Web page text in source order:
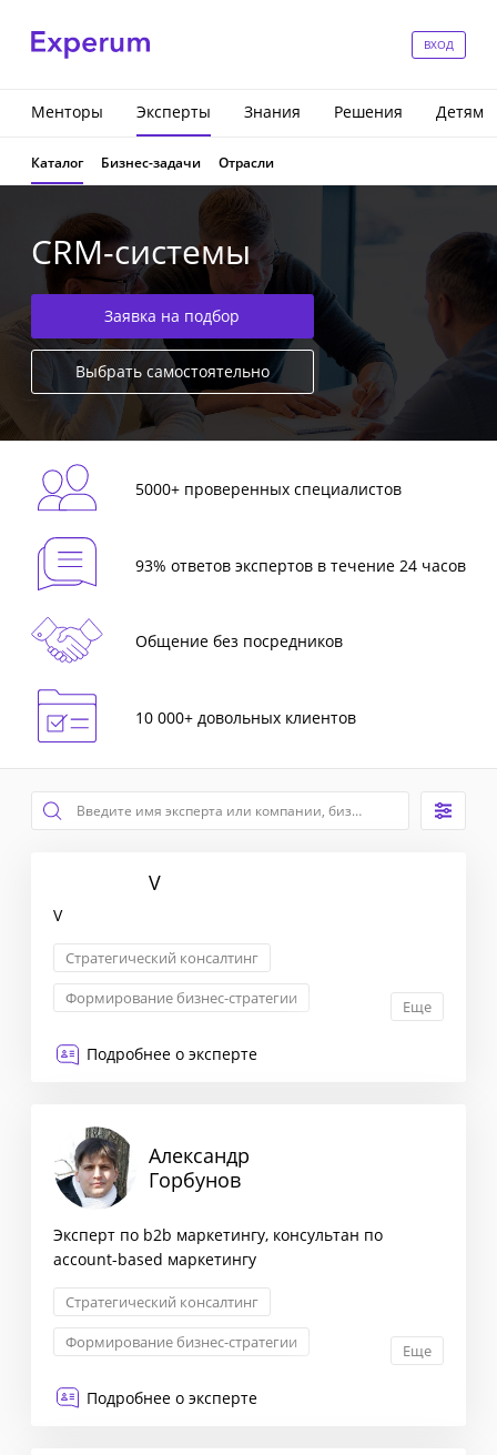
ВХОД
Менторы Эксперты Знания Решения Детям
Каталог Бизнес-задачи Отрасли
CRM-системы
Заявка на подбор
Выбрать самостоятельно
5000+ проверенных специалистов
93% ответов экспертов в течение 24 часов
Общение без посредников
10 000+ довольных клиентов
V
V
Стратегический консалтинг
Формирование бизнес-стратегии
Еще
Подробнее о эксперте
Александр
Горбунов
Эксперт по b2b маркетингу, консультан по
account-based маркетингу
Стратегический консалтинг
Формирование бизнес-стратегии
Еще
Подробнее о эксперте